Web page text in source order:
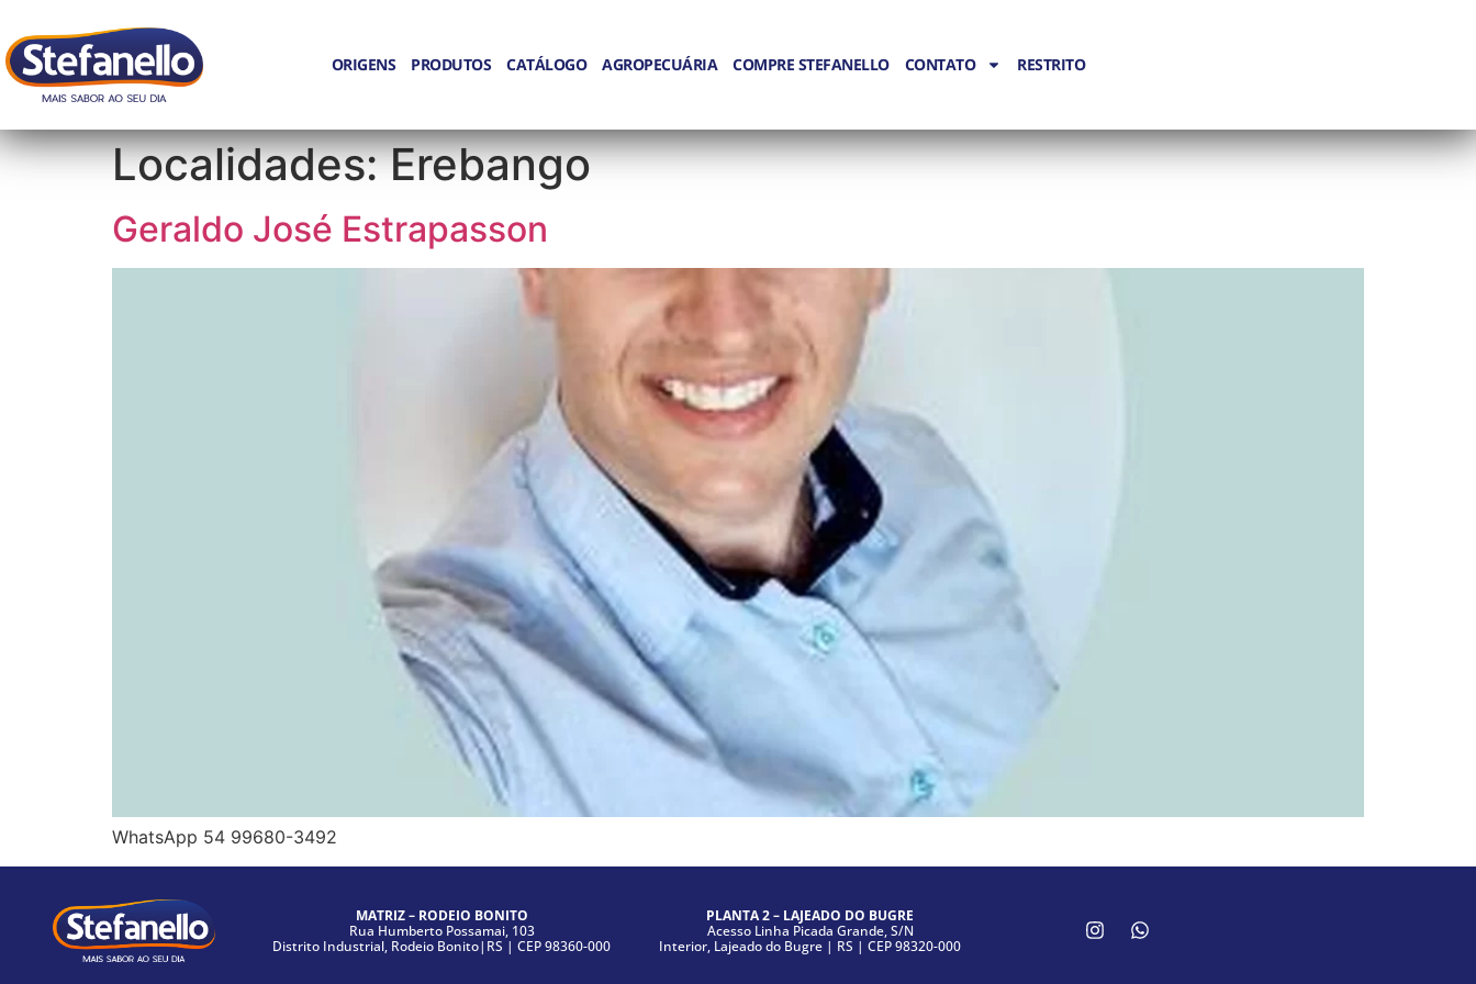
ORIGENS PRODUTOS CATÁLOGO AGROPECUÁRIA COMPRE STEFANELLO CONTATO RESTRITO
Localidades:Erebango
Geraldo José Estrapasson
WhatsApp 54 99680-3492
MATRIZ – RODEIO BONITO
Rua Humberto Possamai, 103
Distrito Industrial, Rodeio Bonito|RS | CEP 98360-000
PLANTA 2 – LAJEADO DO BUGRE
Acesso Linha Picada Grande, S/N
Interior, Lajeado do Bugre | RS | CEP 98320-000